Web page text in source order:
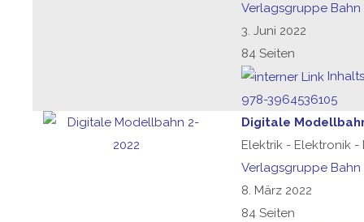
Verlagsgruppe Bahn
3. Juni 2022
84 Seiten
978-3964536105
Digitale
Elektrik - Elektronik
Verlagsgruppe Bahn
8. März 2022
84 Seiten